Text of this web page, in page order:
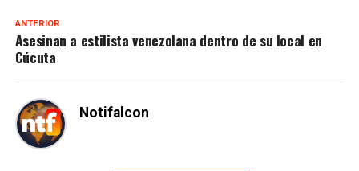
ANTERIOR
Asesinan a estilista venezolana dentro de su local en
Cúcuta
Notifalcon